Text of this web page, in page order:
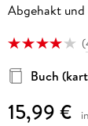
Abgehakt
(
Buch
15,99 €